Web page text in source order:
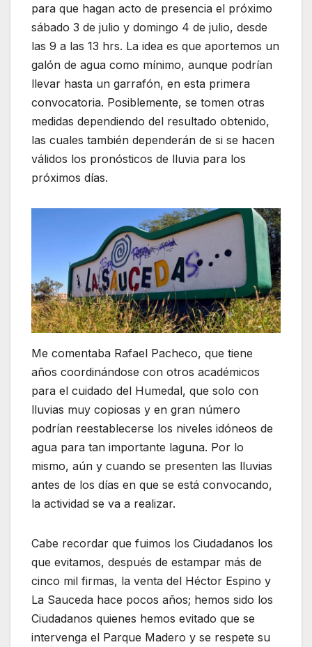
para que hagan acto de presencia el próximo
sábado 3 de julio y domingo 4 de julio, desde
las 9 a las 13 hrs. La idea es que aportemos un
galón de agua como mínimo, aunque podrían
llevar hasta un garrafón, en esta primera
convocatoria. Posiblemente, se tomen otras
medidas dependiendo del resultado obtenido,
las cuales también dependerán de si se hacen
válidos los pronósticos de lluvia para los
próximos días.
Me comentaba Rafael Pacheco, que tiene
años coordinándose con otros académicos
para el cuidado del Humedal, que solo con
lluvias muy copiosas y en gran número
podrían reestablecerse los niveles idóneos de
agua para tan importante laguna. Por lo
mismo, aún y cuando se presenten las lluvias
antes de los días en que se está convocando,
la actividad se va a realizar.
Cabe recordar que fuimos los Ciudadanos los
que evitamos, después de estampar más de
cinco mil firmas, la venta del Héctor Espino y
La Sauceda hace pocos años; hemos sido los
Ciudadanos quienes hemos evitado que se
intervenga el Parque Madero y se respete su